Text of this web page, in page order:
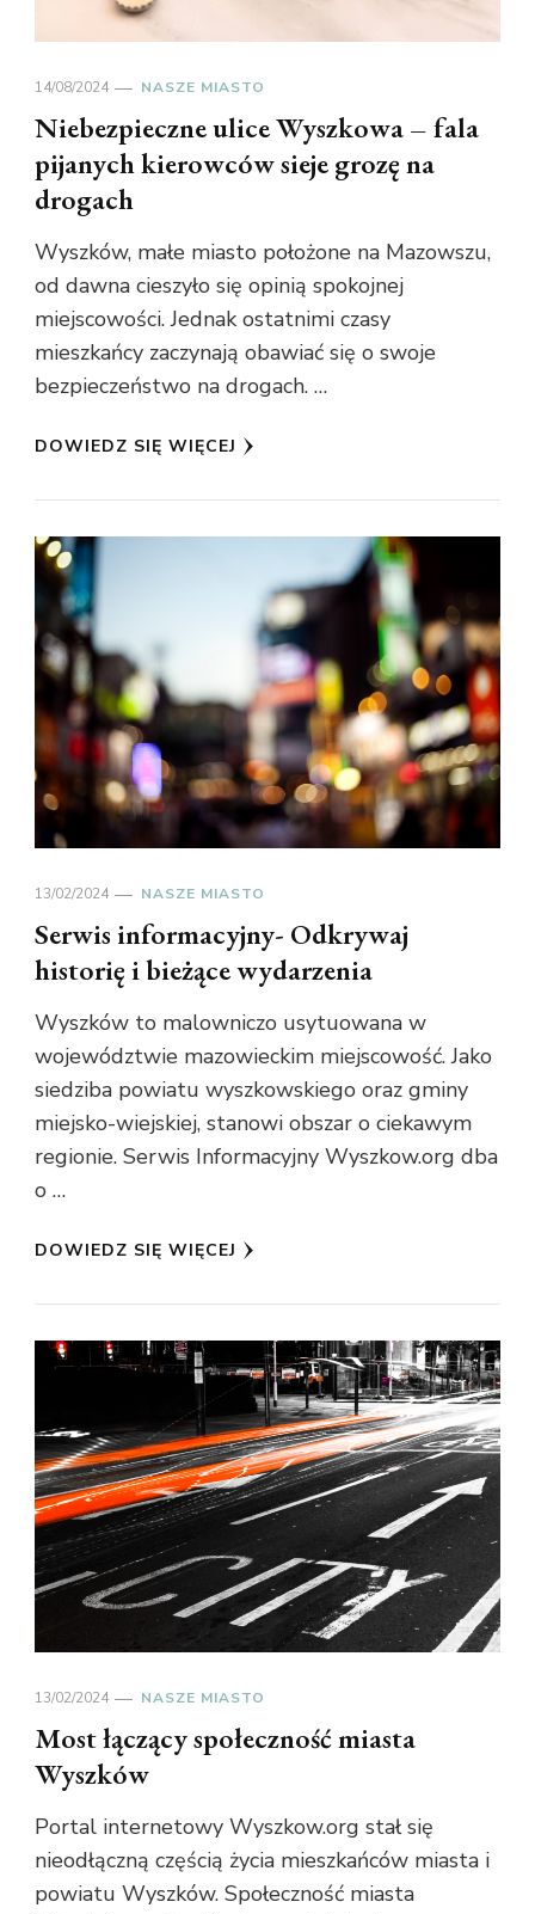
14/08/2024 NASZE MIASTO
Niebezpieczne ulice Wyszkowa – fala
pijanych kierowców sieje grozę na
drogach
Wyszków, małe miasto położone na Mazowszu,
od dawna cieszyło się opinią spokojnej
miejscowości. Jednak ostatnimi czasy
mieszkańcy zaczynają obawiać się o swoje
bezpieczeństwo na drogach. …
DOWIEDZ SIĘ WIĘCEJ
13/02/2024 NASZE MIASTO
Serwis informacyjny- Odkrywaj
historię i bieżące wydarzenia
Wyszków to malowniczo usytuowana w
województwie mazowieckim miejscowość. Jako
siedziba powiatu wyszkowskiego oraz gminy
miejsko-wiejskiej, stanowi obszar o ciekawym
regionie. Serwis Informacyjny Wyszkow.org dba
o …
DOWIEDZ SIĘ WIĘCEJ
13/02/2024 NASZE MIASTO
Most łączący społeczność miasta
Wyszków
Portal internetowy Wyszkow.org stał się
nieodłączną częścią życia mieszkańców miasta i
powiatu Wyszków. Społeczność miasta